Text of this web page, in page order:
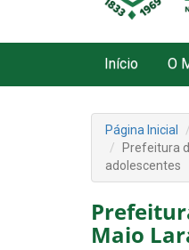
Início O
Página Inicial
Prefeitura
adolescentes
Maio